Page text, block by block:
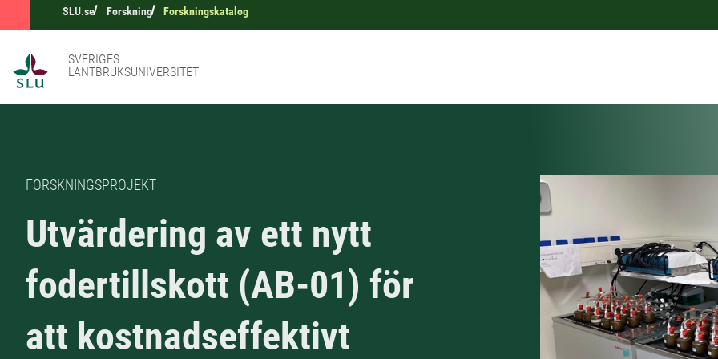
SLU.se Forskning Forskningskatalog
SVERIGES
LANTBRUKSUNIVERSITET
FORSKNINGSPROJEKT
Utvärdering av ett nytt
fodertillskott (AB-01) för
att kostnadseffektivt